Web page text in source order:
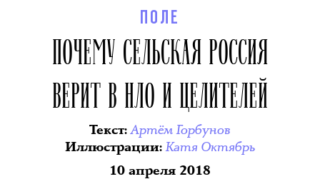
ПОЛЕ
ПОЧЕМУ СЕЛЬСКАЯ РОССИЯ
ВЕРИТ В НЛО И ЦЕЛИТЕЛЕЙ
Текст:Артём Горбунов
Иллюстрации:Катя Октябрь
10 апреля 2018